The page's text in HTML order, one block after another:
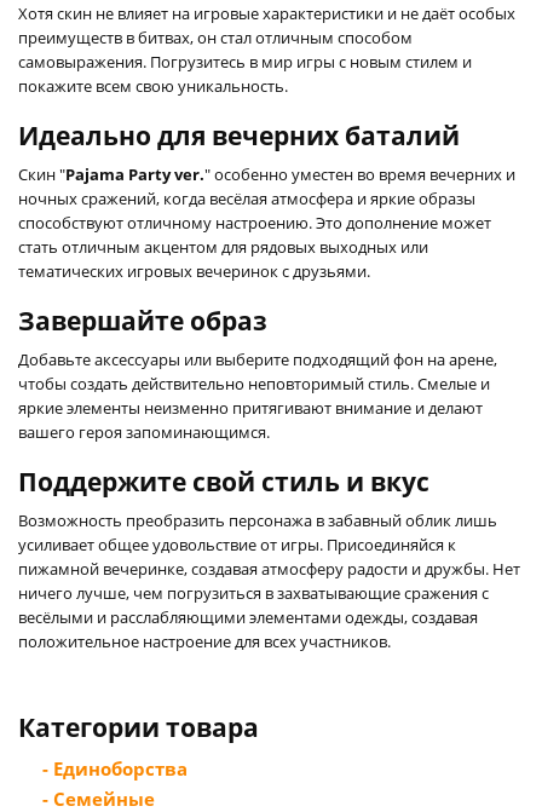
Хотя скин не влияет на игровые характеристики и не даёт особых
преимуществ в битвах, он стал отличным способом
самовыражения. Погрузитесь в мир игры с новым стилем и
покажите всем свою уникальность.
Идеально для вечерних баталий
Скин "Pajama Party ver." особенно уместен во время вечерних и
ночных сражений, когда весёлая атмосфера и яркие образы
способствуют отличному настроению. Это дополнение может
стать отличным акцентом для рядовых выходных или
тематических игровых вечеринок с друзьями.
Завершайте образ
Добавьте аксессуары или выберите подходящий фон на арене,
чтобы создать действительно неповторимый стиль. Смелые и
яркие элементы неизменно притягивают внимание и делают
вашего героя запоминающимся.
Поддержите свой стиль и вкус
Возможность преобразить персонажа в забавный облик лишь
усиливает общее удовольствие от игры. Присоединяйся к
пижамной вечеринке, создавая атмосферу радости и дружбы. Нет
ничего лучше, чем погрузиться в захватывающие сражения с
весёлыми и расслабляющими элементами одежды, создавая
положительное настроение для всех участников.
Категории товара
- Единоборства
- Семейные